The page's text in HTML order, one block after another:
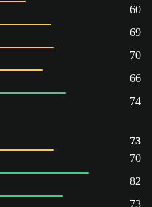
60
69
70
66
74
73
70
82
73